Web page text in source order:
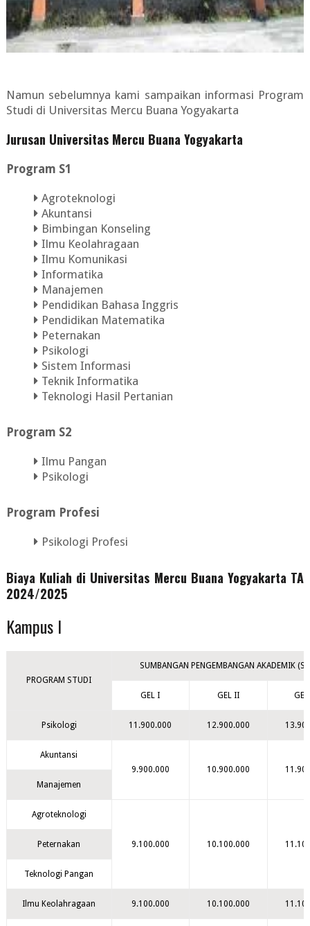
Namun sebelumnya kami sampaikan informasi Program
Studi di Universitas Mercu Buana Yogyakarta
Jurusan Universitas Mercu Buana Yogyakarta
Program S1
Agroteknologi
Akuntansi
Bimbingan Konseling
Ilmu Keolahragaan
Ilmu Komunikasi
Informatika
Manajemen
Pendidikan Bahasa Inggris
Pendidikan Matematika
Peternakan
Psikologi
Sistem Informasi
Teknik Informatika
Teknologi Hasil Pertanian
Program S2
Ilmu Pangan
Psikologi
Program Profesi
Psikologi Profesi
Biaya Kuliah di Universitas Mercu Buana Yogyakarta TA
2024/2025
Kampus I
PROGRAM STUDI
SUMBANGAN PENGEMBANGAN AKADEMIK
GEL I GEL II
Psikologi 11.900.000 12.900.000
Akuntansi
9.900.000
10.900.000
Manajemen
Agroteknologi
9.100.000 10.100.000
Peternakan
Teknologi Pangan
Ilmu Keolahragaan 9.100.000 10.100.000